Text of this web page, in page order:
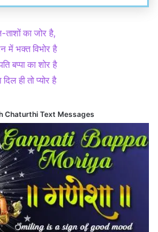
ताशों का जोर है,
में भक्त विभोर है
बप्पा का शोर है
दिल ही तो प्योर है
Chaturthi Text Messages